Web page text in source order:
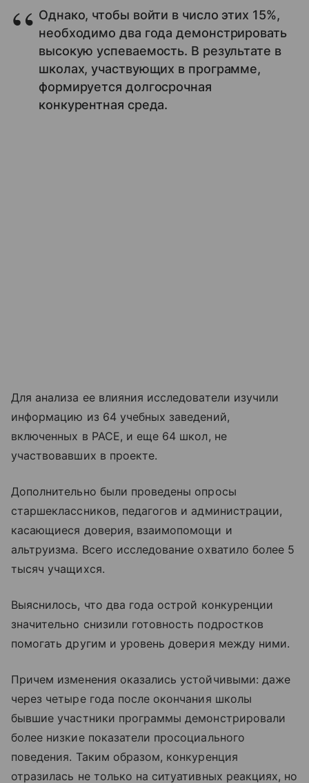
Однако, чтобы войти в число этих 15%,
необходимо два года демонстрировать
высокую успеваемость. В результате в
школах, участвующих в программе,
формируется долгосрочная
конкурентная среда.
Для анализа ее влияния исследователи изучили
информацию из 64 учебных заведений,
включенных в PACE, и еще 64 школ, не
участвовавших в проекте.
Дополнительно были проведены опросы
старшеклассников, педагогов и администрации,
касающиеся доверия, взаимопомощи и
альтруизма. Всего исследование охватило более 5
тысяч учащихся.
Выяснилось, что два года острой конкуренции
значительно снизили готовность подростков
помогать другим и уровень доверия между ними.
Причем изменения оказались устойчивыми: даже
через четыре года после окончания школы
бывшие участники программы демонстрировали
более низкие показатели просоциального
поведения. Таким образом, конкуренция
отразилась не только на ситуативных реакциях, но